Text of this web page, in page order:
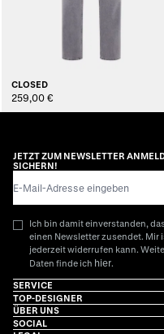
CLOSED
259,00 €
JETZT ZUM NEWSLETTER
SICHERN!
Ich bin damit einverstanden,
einen Newsletter zusendet. Mir
jederzeit widerrufen kann.
Daten finde ich hier.
SERVICE
TOP-DESIGNER
ÜBER UNS
SOCIAL